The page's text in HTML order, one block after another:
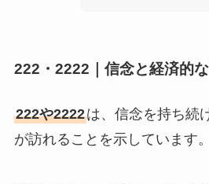
222・2222｜信念と経済的
222や2222は、信念を持ち続
が訪れることを示しています。